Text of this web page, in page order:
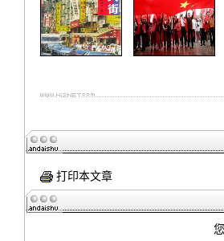
打印本文章